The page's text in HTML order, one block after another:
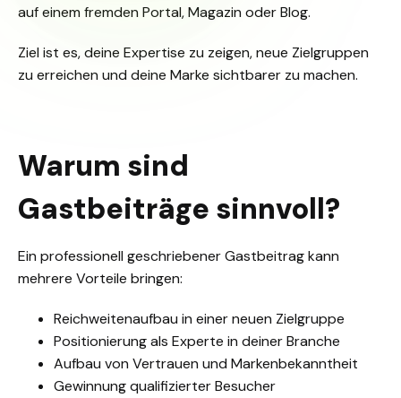
auf einem fremden Portal, Magazin oder Blog.
Ziel ist es, deine Expertise zu zeigen, neue Zielgruppen
zu erreichen und deine Marke sichtbarer zu machen.
Warum sind
Gastbeiträge sinnvoll?
Ein professionell geschriebener Gastbeitrag kann
mehrere Vorteile bringen:
Reichweitenaufbau in einer neuen Zielgruppe
Positionierung als Experte in deiner Branche
Aufbau von Vertrauen und Markenbekanntheit
Gewinnung qualifizierter Besucher